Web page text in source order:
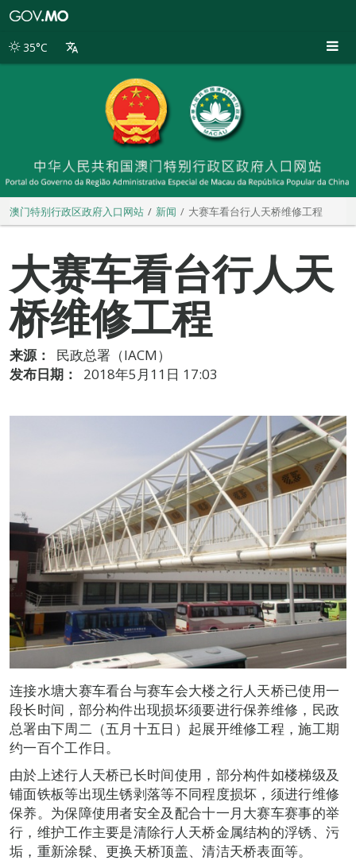
别
35°C
澳门特别行政区政府入口网站 新闻 大赛车看台行人天桥维修工程
大赛车看台行人天
桥维修工程
来源：
民政总署（IACM）
发布日期：
2018年5月11日 17:03
连接水塘大赛车看台与赛车会大楼之行人天桥已使用一
段长时间，部分构件出现损坏须要进行保养维修，民政
总署由下周二（五月十五日）起展开维修工程，施工期
约一百个工作日。
由於上述行人天桥已长时间使用，部分构件如楼梯级及
铺面铁板等出现生锈剥落等不同程度损坏，须进行维修
保养。为保障使用者安全及配合十一月大赛车赛事的举
行，维护工作主要是清除行人天桥金属结构的浮锈、污
垢，重新涂髹、更换天桥顶盖、清洁天桥表面等。